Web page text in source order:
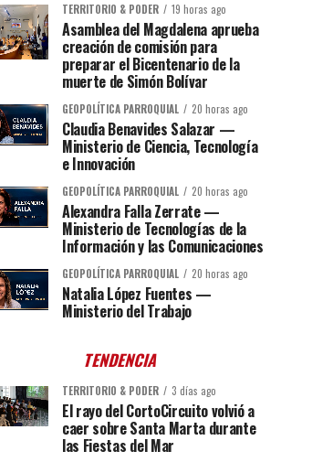
TERRITORIO & PODER 19 horas ago
Asamblea del Magdalena aprueba
creación de comisión para
preparar el Bicentenario de la
muerte de Simón Bolívar
GEOPOLÍTICA PARROQUIAL 20 horas ago
Claudia Benavides Salazar —
Ministerio de Ciencia, Tecnología
e Innovación
GEOPOLÍTICA PARROQUIAL 20 horas ago
Alexandra Falla Zerrate —
Ministerio de Tecnologías de la
Información y las Comunicaciones
GEOPOLÍTICA PARROQUIAL 20 horas ago
Natalia López Fuentes —
Ministerio del Trabajo
TENDENCIA
TERRITORIO & PODER 3 días ago
El rayo del CortoCircuito volvió a
caer sobre Santa Marta durante
las Fiestas del Mar